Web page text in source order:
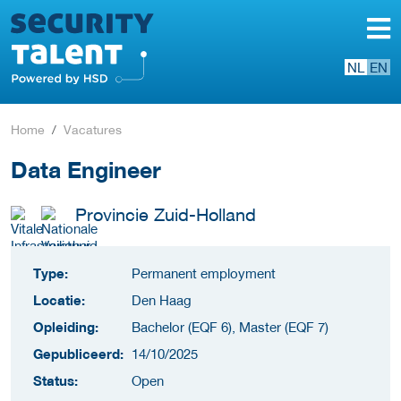
NL EN
Home Vacatures
Data Engineer
Provincie Zuid-Holland
Type:
Permanent employment
Locatie:
Den Haag
Opleiding:
Bachelor (EQF 6), Master (EQF 7)
Gepubliceerd: 14/10/2025
Status:
Open